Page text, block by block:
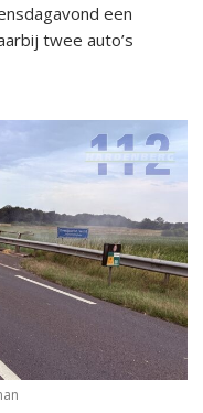
een
twee auto’s